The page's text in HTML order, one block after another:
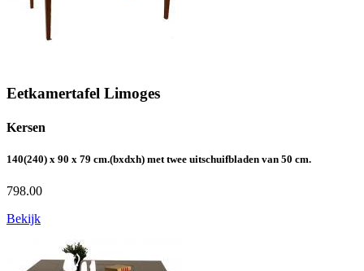
Eetkamertafel Limoges
Kersen
140(240) x 90 x 79 cm.(bxdxh) met twee uitschuifbladen van 50 cm.
798.00
Bekijk